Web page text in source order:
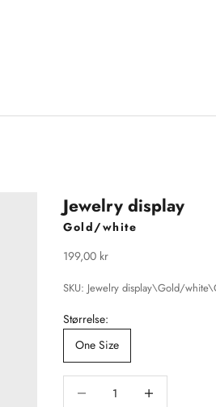
Jewelry display
Gold/white
Salgspris
199,00 kr
SKU: Jewelry display\Gold/
Størrelse:
One Size